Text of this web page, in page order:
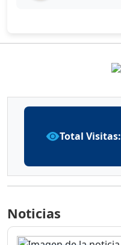
Total Visitas:
Noticias